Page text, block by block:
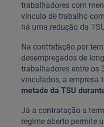
trabalhadores com
vínculo de trabalho
há uma redução da
Na contratação por
desempregados de
trabalhadores entre os
vinculados, a empresa
metade da TSU
Já a contratação a
regime aberto permite